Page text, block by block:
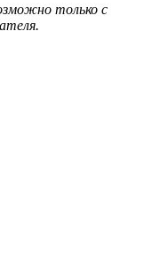
только с